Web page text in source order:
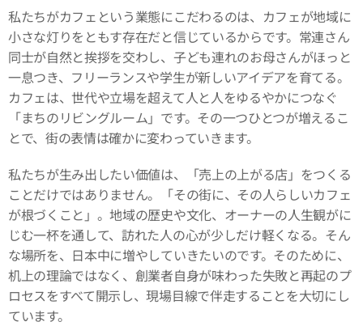
私たちがカフェという業態にこだわるのは、カフェが地域に
小さな灯りをともす存在だと信じているからです。常連さん
同士が自然と挨拶を交わし、子ども連れのお母さんがほっと
一息つき、フリーランスや学生が新しいアイデアを育てる。
カフェは、世代や立場を超えて人と人をゆるやかにつなぐ
「まちのリビングルーム」です。その一つひとつが増えるこ
とで、街の表情は確かに変わっていきます。
私たちが生み出したい価値は、「売上の上がる店」をつくる
ことだけではありません。「その街に、その人らしいカフェ
が根づくこと」。地域の歴史や文化、オーナーの人生観がに
じむ一杯を通して、訪れた人の心が少しだけ軽くなる。そん
な場所を、日本中に増やしていきたいのです。そのために、
机上の理論ではなく、創業者自身が味わった失敗と再起のプ
ロセスをすべて開示し、現場目線で伴走することを大切にし
ています。